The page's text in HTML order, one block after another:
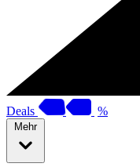
Deals %
Mehr